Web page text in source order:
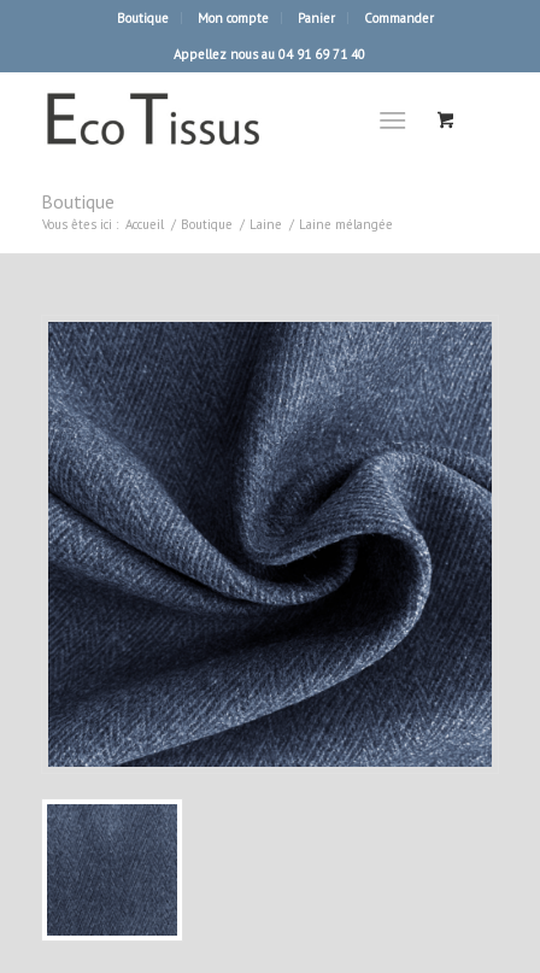
Boutique Mon compte Panier Commander
Appellez nous au 04 91 69 71 40
Boutique
Vous êtes ici : Accueil / Boutique / Laine / Laine mélangée